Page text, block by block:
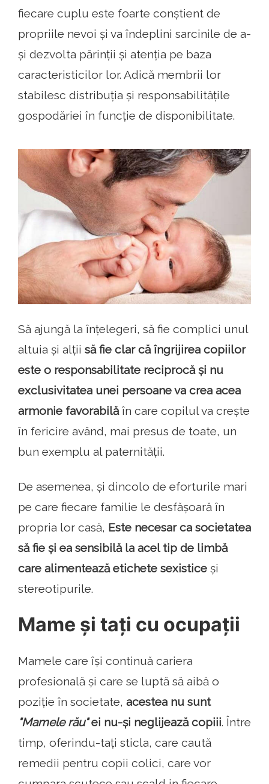
fiecare cuplu este foarte conștient de
propriile nevoi și va îndeplini sarcinile de a-
și dezvolta părinții și atenția pe baza
caracteristicilor lor. Adică membrii lor
stabilesc distribuția și responsabilitățile
gospodăriei în funcție de disponibilitate.
Să ajungă la înțelegeri, să fie complici unul
altuia și alții să fie clar că îngrijirea copiilor
este o responsabilitate reciprocă și nu
exclusivitatea unei persoane va crea acea
armonie favorabilăîn care copilul va crește
în fericire având, mai presus de toate, un
bun exemplu al paternității.
De asemenea, și dincolo de eforturile mari
pe care fiecare familie le desfășoară în
propria lor casă, Este necesar ca societatea
să fie și ea sensibilă la acel tip de limbă
care alimentează etichete sexistice și
stereotipurile.
Mame și tați cu ocupații
Mamele care își continuă cariera
profesională și care se luptă să aibă o
poziție în societate, acestea nu sunt
"Mamele rău"ei nu-și neglijează copiii. Între
timp, oferindu-tați sticla, care caută
remedii pentru copii colici, care vor